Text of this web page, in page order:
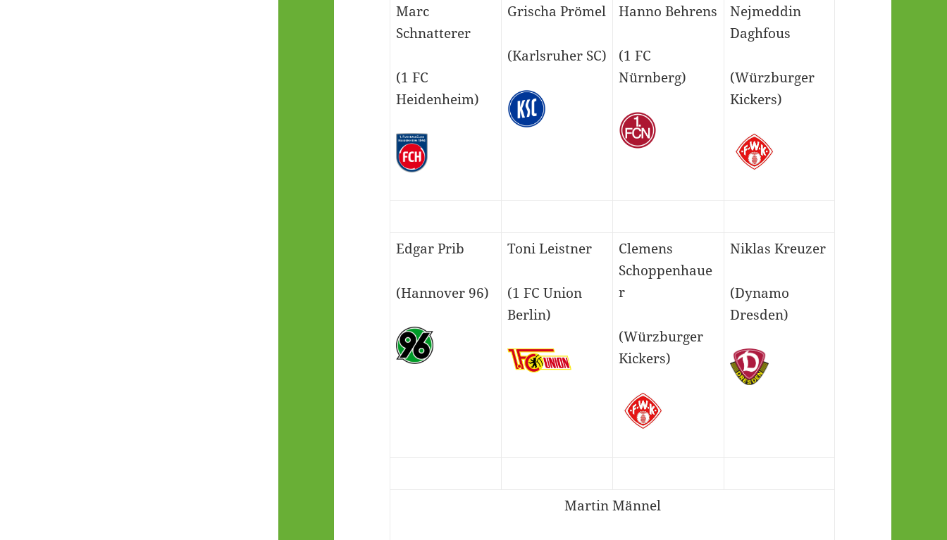
Marc
Schnatterer
(1 FC
Heidenheim)
Grischa Prömel
(Karlsruher SC)
Hanno Behrens
(1 FC
Nürnberg)
Nejmeddin
Daghfous
(Würzburger
Kickers)
Edgar Prib
(Hannover 96)
Toni Leistner
(1 FC Union
Berlin)
Clemens
Schoppenhaue
r
(Würzburger
Kickers)
Niklas Kreuzer
(Dynamo
Dresden)
Martin Männel